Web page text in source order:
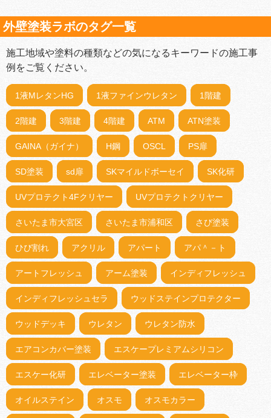
外壁塗装ラボのタグ一覧
施工地域や塗料の種類などの気になるキーワードの施工事
例をご覧ください。
1液MレタンHG 1液ファインウレタン 1階建
2階建 3階建 4階建 ATM ATN塗装
GAINA（ガイナ） H鋼 OSCL PS扉
SD塗装 sd扉 SKマイルドボーセイ SK化研
UVプロテクト4Fクリヤー UVプロテクトクリヤー
さいたま市大宮区 さいたま市浦和区 さび塗装
ひび割れ アクリル アパート アパ＾－ト
アートフレッシュ アーム塗装 インディフレッシュ
インディフレッシュセラ ウッドステインプロテクター
ウッドデッキ ウレタン ウレタン防水
エアコンカバー塗装 エスケープレミアムシリコン
エスケー化研 エレベーター塗装 エレベーター枠
オイルステイン オスモ オスモカラー